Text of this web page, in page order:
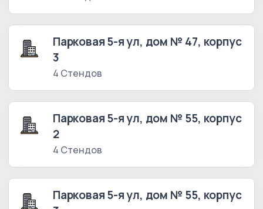
Парковая 5-я ул, дом № 47, корпус
3
4 Стендов
Парковая 5-я ул, дом № 55, корпус
2
4 Стендов
Парковая 5-я ул, дом № 55, корпус